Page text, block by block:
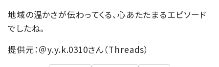
地域の温かさが伝わってくる、心あたたまるエピソード
でしたね。
提供元：＠y.y.k.0310さん（Threads）